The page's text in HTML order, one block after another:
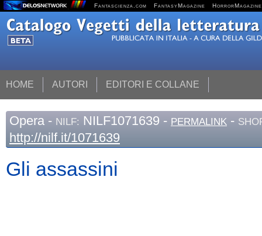
Fantascienza.com FantasyMagazine HorrorMagazine
HOME AUTORI EDITORI E COLLANE
Opera - NILF: NILF1071639 - PERMALINK -
http://nilf.it/1071639
Gli assassini